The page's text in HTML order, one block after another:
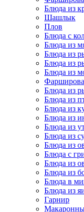
Блюда из
Шашлык
Плов
Блюда с
Блюда из
Блюда из
Блюда из
Блюда из
Блюда из
Блюда из
Блюда из
Блюда из
Блюда из
Блюда из
Блюда из
Блюда с
Блюда из
Блюда из
Блюда в
Блюда из
Гарнир